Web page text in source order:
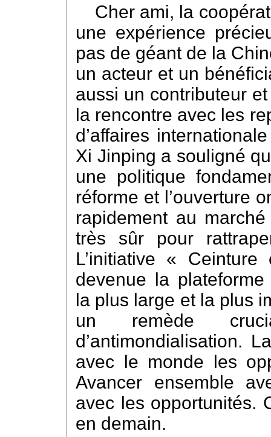
Cher ami, la
une expérience
pas de géant de la
un acteur et un
aussi un contributeur
la rencontre avec les
d’affaires
Xi Jinping a souligné
une politique
réforme et l’ouverture
rapidement au
très sûr pour
L’initiative «
devenue la
la plus large et la plus
un remède
d’antimondialisation.
avec le monde les
Avancer ensemble
avec les opportunités.
en demain.